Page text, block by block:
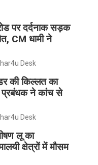
पर दर्दनाक सड़क
CM धामी ने
Desk
की किल्लत का
प्रबंधक ने कांच से
Desk
लू का
क्षेत्रों में मौसम